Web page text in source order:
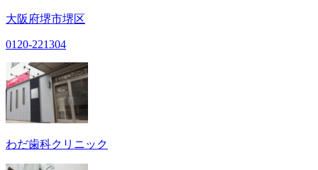
大阪府堺市堺区
0120-221304
わだ歯科クリニック